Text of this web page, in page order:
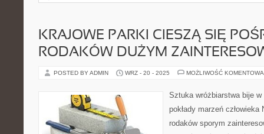
KRAJOWE PARKI CIESZĄ SIĘ
RODAKÓW DUŻYM
POSTED BY ADMIN WRZ - 20 - 2025 MOŻLIWOŚĆ
Sztuka wróżbiarstwa bije
pokłady marzeń
rodaków sporym